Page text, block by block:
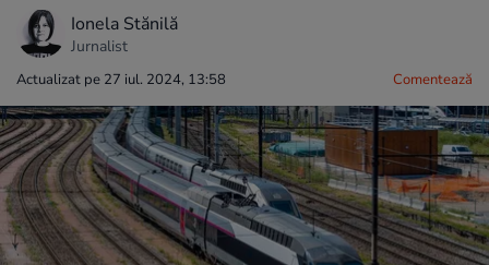
Ionela Stănilă
Jurnalist
Actualizat pe 27 iul. 2024, 13:58 Comentează